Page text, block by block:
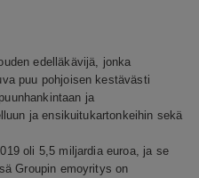
edelläkävijä, jonka
puu pohjoisen kestävästi
ja
ja ensikuitukartonkeihin sekä
oli 5,5 miljardia euroa, ja se
Groupin emoyritys on